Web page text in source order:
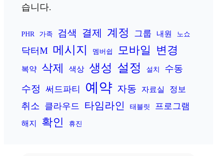
습니다.
PHR 가족 검색 결제 계정 그룹 내원 노쇼
닥터M 메시지 멤버쉽 모바일 변경
복약 삭제 색상 생성 설정 설치 수동
수정 써드파티 예약 자동 자료실 정보
취소 클라우드 타임라인 태블릿 프로그램
해지 확인 휴진